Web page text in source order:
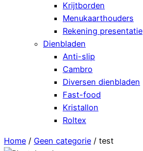
Krijtborden
Menukaarthouders
Rekening presentatie
Dienbladen
Anti-slip
Cambro
Diversen dienbladen
Fast-food
Kristallon
Roltex
Home / Geen categorie / test